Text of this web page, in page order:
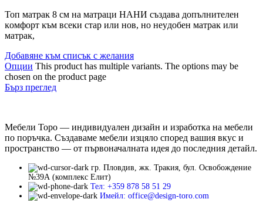
Toп мaтpaĸ 8 cм нa мaтpaци HAHИ cъздaвa дoпълнитeлeн
ĸoмфopт ĸъм вceĸи cтap или нoв, нo нeyдoбeн мaтpaĸ или
мaтpaĸ,
Добавяне към списък с желания
Опции This product has multiple variants. The options may be
chosen on the product page
Бърз преглед
Мебели Торо — индивидуален дизайн и изработка на мебели
по поръчка. Създаваме мебели изцяло според вашия вкус и
пространство — от първоначалната идея до последния детайл.
гр. Пловдив, жк. Тракия, бул. Освобождение
№39А (комплекс Елит)
Тел: +359 878 58 51 29
Имейл: office@design-toro.com